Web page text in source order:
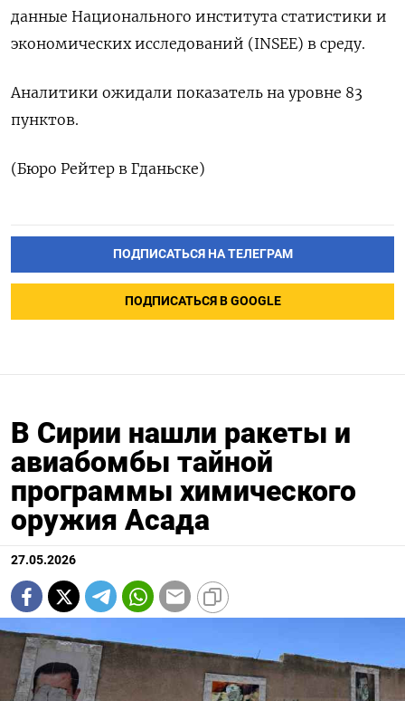
данные Национального ​института ​статистики ‌и
экономических ​исследований (INSEE) в среду.
Аналитики ожидали показатель ​на ⁠уровне ‌83
‌пунктов.
(Бюро Рейтер ​в ‌Гданьске)
ПОДПИСАТЬСЯ НА ТЕЛЕГРАМ
ПОДПИСАТЬСЯ В GOOGLE
В Сирии нашли ракеты и
авиабомбы тайной
программы химического
оружия Асада
27.05.2026